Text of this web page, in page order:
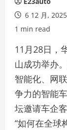
6 12 月, 2025
1 min read
11月28日，
山成功举办
智能化、网
争力的智能
坛邀请车企
“如何在全球